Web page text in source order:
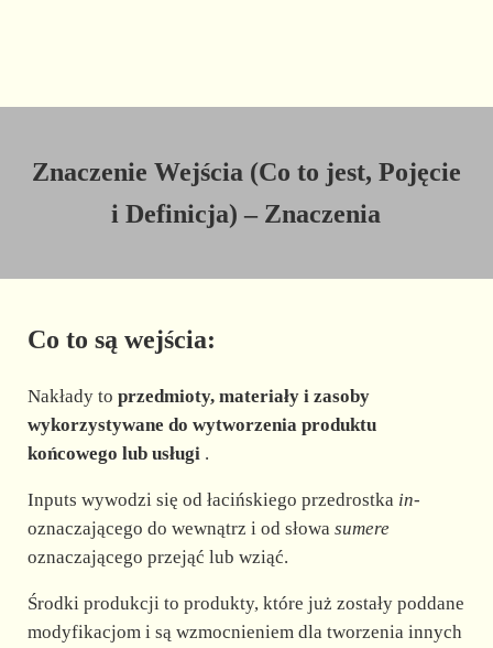
Znaczenie Wejścia (Co to jest, Pojęcie
i Definicja) – Znaczenia
Co to są wejścia:
Nakłady to przedmioty, materiały i zasoby
wykorzystywane do wytworzenia produktu
końcowego lub usługi.
Inputs wywodzi się od łacińskiego przedrostka in-
oznaczającego do wewnątrz i od słowa sumere
oznaczającego przejąć lub wziąć.
Środki produkcji to produkty, które już zostały poddane
modyfikacjom i są wzmocnieniem dla tworzenia innych